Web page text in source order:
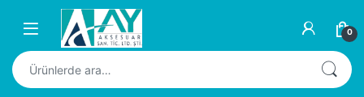
Skip to navigation
Skip to content
0
Ara: